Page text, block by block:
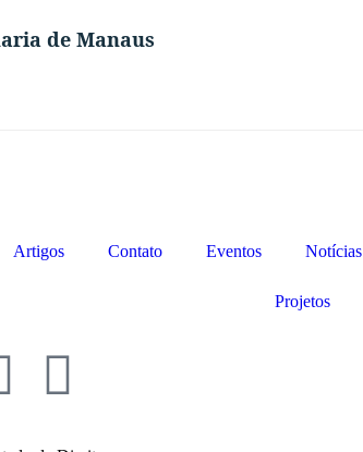
de Manaus
Artigos Contato Eventos Notícias
Projetos